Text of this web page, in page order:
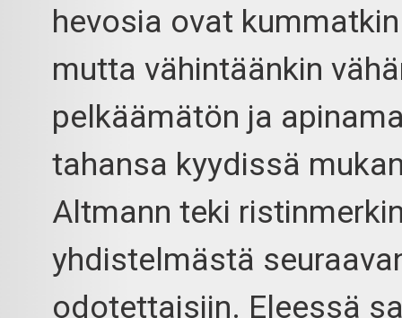
hevosia ovat
mutta vähintäänkin
pelkäämätön ja
tahansa kyydissä
Altmann teki
yhdistelmästä
odotettaisiin. Eleessä